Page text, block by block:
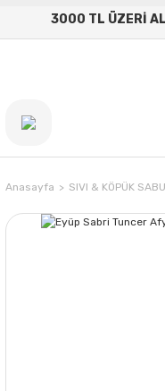
3000 TL ÜZERİ
Anasayfa SIVI & KÖPÜK